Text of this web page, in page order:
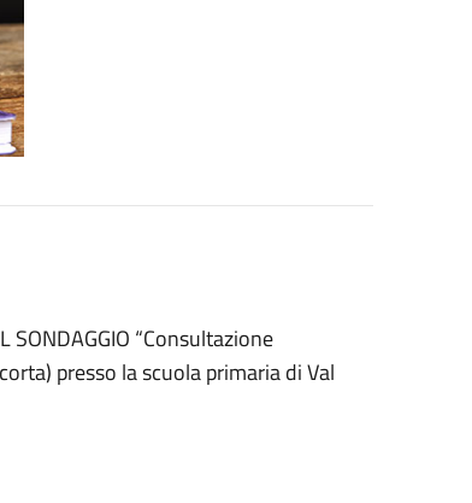
SONDAGGIO “Consultazione
presso la scuola primaria di Val